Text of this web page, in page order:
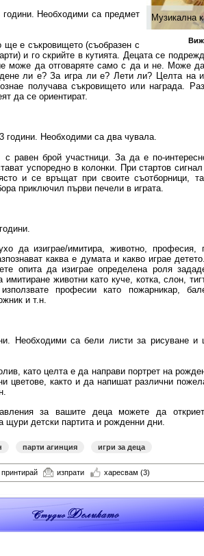
Музикална
Виж
Необходими са предмет
ще е съкровището (съобразен с
и го скрийте в кутията. Децата се
може да отговаряте само с да и не. Може
ли е? За игра ли е? Лети ли? Целта на
получава съкровището или награда.
да се ориентират.
години. Необходими са два чувала.
равен брой участници. За да е по-
успоредно в колонки. При стартов
и се връщат при своите съотборници,
приключил първи печели в играта.
да изиграе/имитира, животно,
каква е думата и какво играе
опита да изиграе определена роля
имитиране животни като куче, котка, слон,
професии като пожарникар,
и т.н.
Необходими са бели листи за рисуване и
като целта е да направи портрет на
цветове, както и да напишат различни
за вашите деца можете да
щури детски партита и рожденни дни.
парти агинция игри за деца
принтирай изпрати харесвам (3)